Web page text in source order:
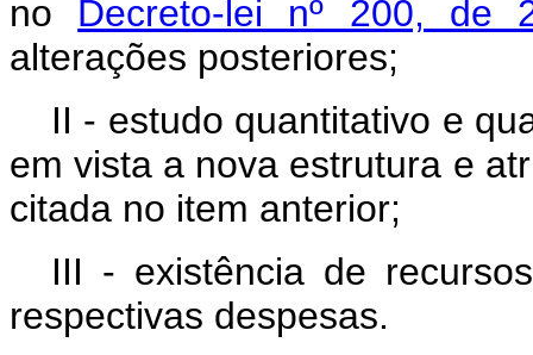
no Decreto-lei nº 200, de
alterações posteriores;
II - estudo quantitativo e
em vista a nova estrutura e
citada no item anterior;
III - existência de
respectivas despesas.